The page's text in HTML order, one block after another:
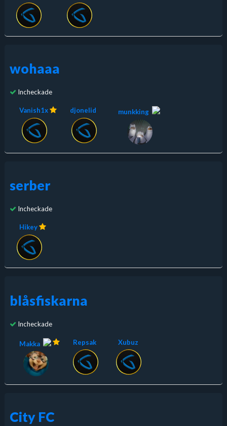
wohaaa
Incheckade
Vanish1x djonelid munkking
serber
Incheckade
Hikey
blåsfiskarna
Incheckade
Makka Repsak Xubuz
City FC